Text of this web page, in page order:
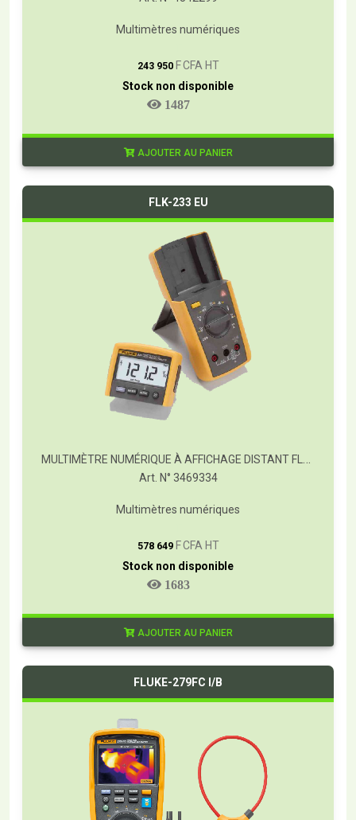
Multimètres numériques
243 950 F CFA HT
Stock non disponible
1487
AJOUTER AU PANIER
FLK-233 EU
MULTIMÈTRE NUMÉRIQUE À AFFICHAGE DISTANT FLUKE 233
Art. N° 3469334
Multimètres numériques
578 649 F CFA HT
Stock non disponible
1683
AJOUTER AU PANIER
FLUKE-279FC I/B